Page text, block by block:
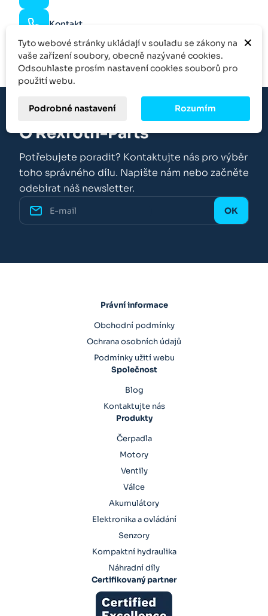
Kontakt
O Rexroth-Parts
Potřebujete poradit? Kontaktujte nás pro výběr
toho správného dílu. Napište nám nebo začněte
odebírat náš newsletter.
Právní informace
Obchodní podmínky
Ochrana osobních údajů
Podmínky užití webu
Společnost
Blog
Kontaktujte nás
Produkty
Čerpadla
Motory
Ventily
Válce
Akumulátory
Elektronika a ovládání
Senzory
Kompaktní hydraulika
Náhradní díly
Certifikovaný partner
×
Tyto webové stránky ukládají v souladu se zákony na
vaše zařízení soubory, obecně nazývané cookies.
Odsouhlaste prosím nastavení cookies souborů pro
použití webu.
Podrobné nastavení Rozumím